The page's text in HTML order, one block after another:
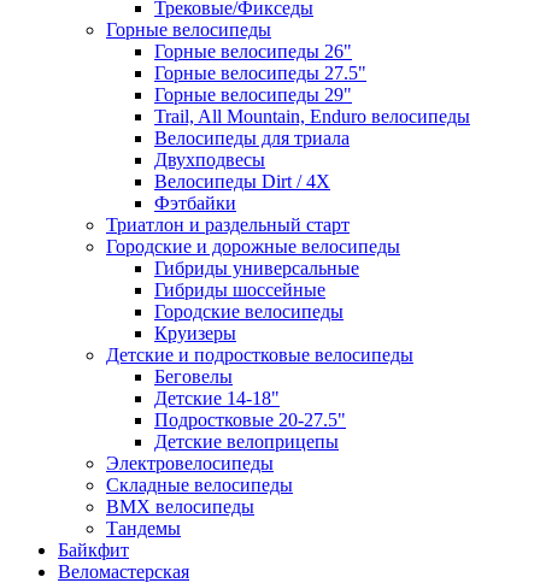
Трековые/Фикседы
Горные велосипеды
Горные велосипеды 26"
Горные велосипеды 27.5"
Горные велосипеды 29"
Trail, All Mountain, Enduro велосипеды
Велосипеды для триала
Двухподвесы
Велосипеды Dirt / 4X
Фэтбайки
Триатлон и раздельный старт
Городские и дорожные велосипеды
Гибриды универсальные
Гибриды шоссейные
Городские велосипеды
Круизеры
Детские и подростковые велосипеды
Беговелы
Детские 14-18"
Подростковые 20-27.5"
Детские велоприцепы
Электровелосипеды
Складные велосипеды
BMX велосипеды
Тандемы
Байкфит
Веломастерская